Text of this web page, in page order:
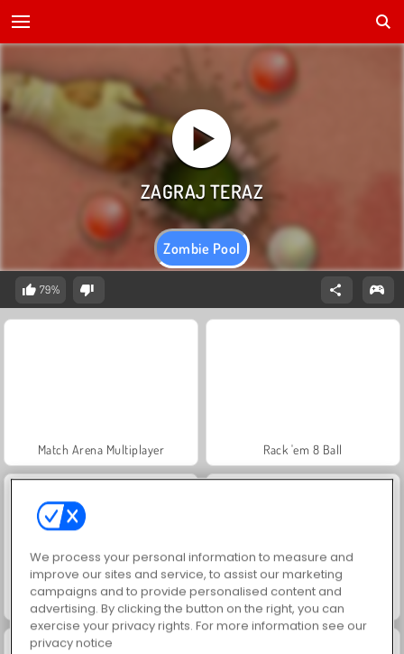
Zombie Pool
79%
Match Arena Multiplayer Rack 'em 8 Ball
8 Ball Pool 99 Balls Evo
We process your personal information to measure and
improve our sites and service, to assist our marketing
campaigns and to provide personalised content and
advertising. By clicking the button on the right, you can
exercise your privacy rights. For more information see our
privacy notice